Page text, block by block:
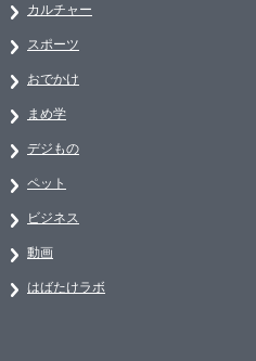
カルチャー
スポーツ
おでかけ
まめ学
デジもの
ペット
ビジネス
動画
はばたけラボ